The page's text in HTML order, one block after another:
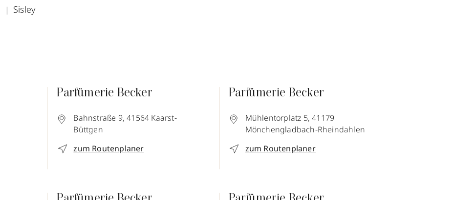
Sisley
Parfümerie Becker
Bahnstraße 9, 41564 Kaarst-
Büttgen
zum Routenplaner
Parfümerie Becker
Mühlentorplatz 5, 41179
Mönchengladbach-Rheindahlen
zum Routenplaner